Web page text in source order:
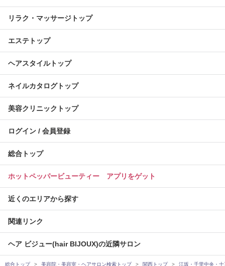
リラク・マッサージトップ
エステトップ
ヘアスタイルトップ
ネイルカタログトップ
美容クリニックトップ
ログイン / 会員登録
総合トップ
ホットペッパービューティー アプリをゲット
近くのエリアから探す
関連リンク
ヘア ビジュー(hair BIJOUX)の近隣サロン
総合トップ 美容院・美容室・ヘアサロン検索トップ 関西トップ 江坂・千里中央・